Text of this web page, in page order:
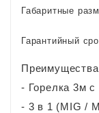
Габаритные
Гарантийный
- Горелка 3м
- 3 в 1 (MIG /